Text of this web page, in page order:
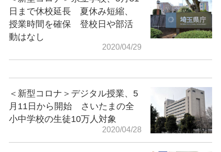
日まで休校延長 夏休み短縮、
授業時間を確保 登校日や部活
動はなし
2020/04/29
＜新型コロナ＞デジタル授業、5
月11日から開始 さいたまの全
小中学校の生徒10万人対象
2020/04/28